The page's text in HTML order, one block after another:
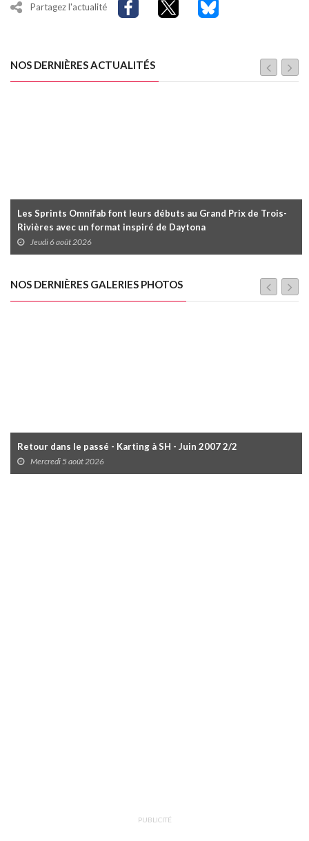
Partagez l'actualité
NOS DERNIÈRES ACTUALITÉS
Les Sprints Omnifab font leurs débuts au Grand Prix de Trois-
Rivières avec un format inspiré de Daytona
Jeudi 6 août 2026
NOS DERNIÈRES GALERIES PHOTOS
Retour dans le passé - Karting à SH - Juin 2007 2/2
Mercredi 5 août 2026
PUBLICITÉ